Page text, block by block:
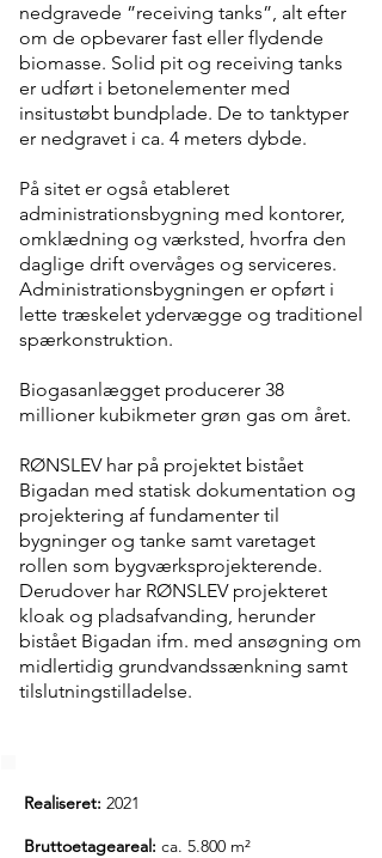
nedgravede ”receiving tanks”, alt efter
om de opbevarer fast eller flydende
biomasse. Solid pit og receiving tanks
er udført i betonelementer med
insitustøbt bundplade. De to tanktyper
er nedgravet i ca. 4 meters dybde.
På sitet er også etableret
administrationsbygning med kontorer,
omklædning og værksted, hvorfra den
daglige drift overvåges og serviceres.
Administrationsbygningen er opført i
lette træskelet ydervægge og traditionel
spærkonstruktion.
Biogasanlægget producerer 38
millioner kubikmeter grøn gas om året.
RØNSLEV har på projektet bistået
Bigadan med statisk dokumentation og
projektering af fundamenter til
bygninger og tanke samt varetaget
rollen som bygværksprojekterende.
Derudover har RØNSLEV projekteret
kloak og pladsafvanding, herunder
bistået Bigadan ifm. med ansøgning om
midlertidig grundvandssænkning samt
tilslutningstilladelse.
Realiseret: 2021
Bruttoetageareal: ca. 5.800 m²